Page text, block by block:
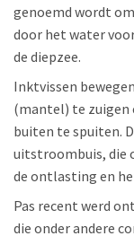
genoemd wordt
door het water
de diepzee.
Inktvissen
(mantel) te zuigen
buiten te spuiten.
uitstroombuis, die
de ontlasting en
Pas recent werd
die onder andere